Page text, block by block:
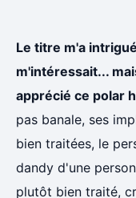
Le titre m'a
m'intéressait...
apprécié ce polar
pas banale, ses
bien traitées, le
dandy d'une
plutôt bien traité,